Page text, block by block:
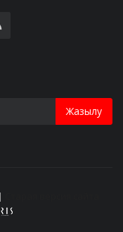
Жазылу